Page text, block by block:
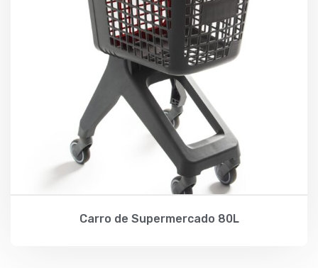
Carro de Supermercado 80L